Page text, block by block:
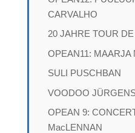
CARVALHO
20 JAHRE TOUR
OPEAN11: MAARJA
SULI PUSCHBAN
VOODOO
OPEAN 9:
MacLENNAN